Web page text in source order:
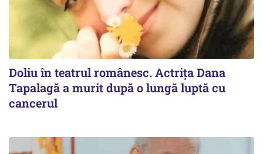
Doliu în teatrul românesc. Actrița Dana
Tapalagă a murit după o lungă luptă cu
cancerul